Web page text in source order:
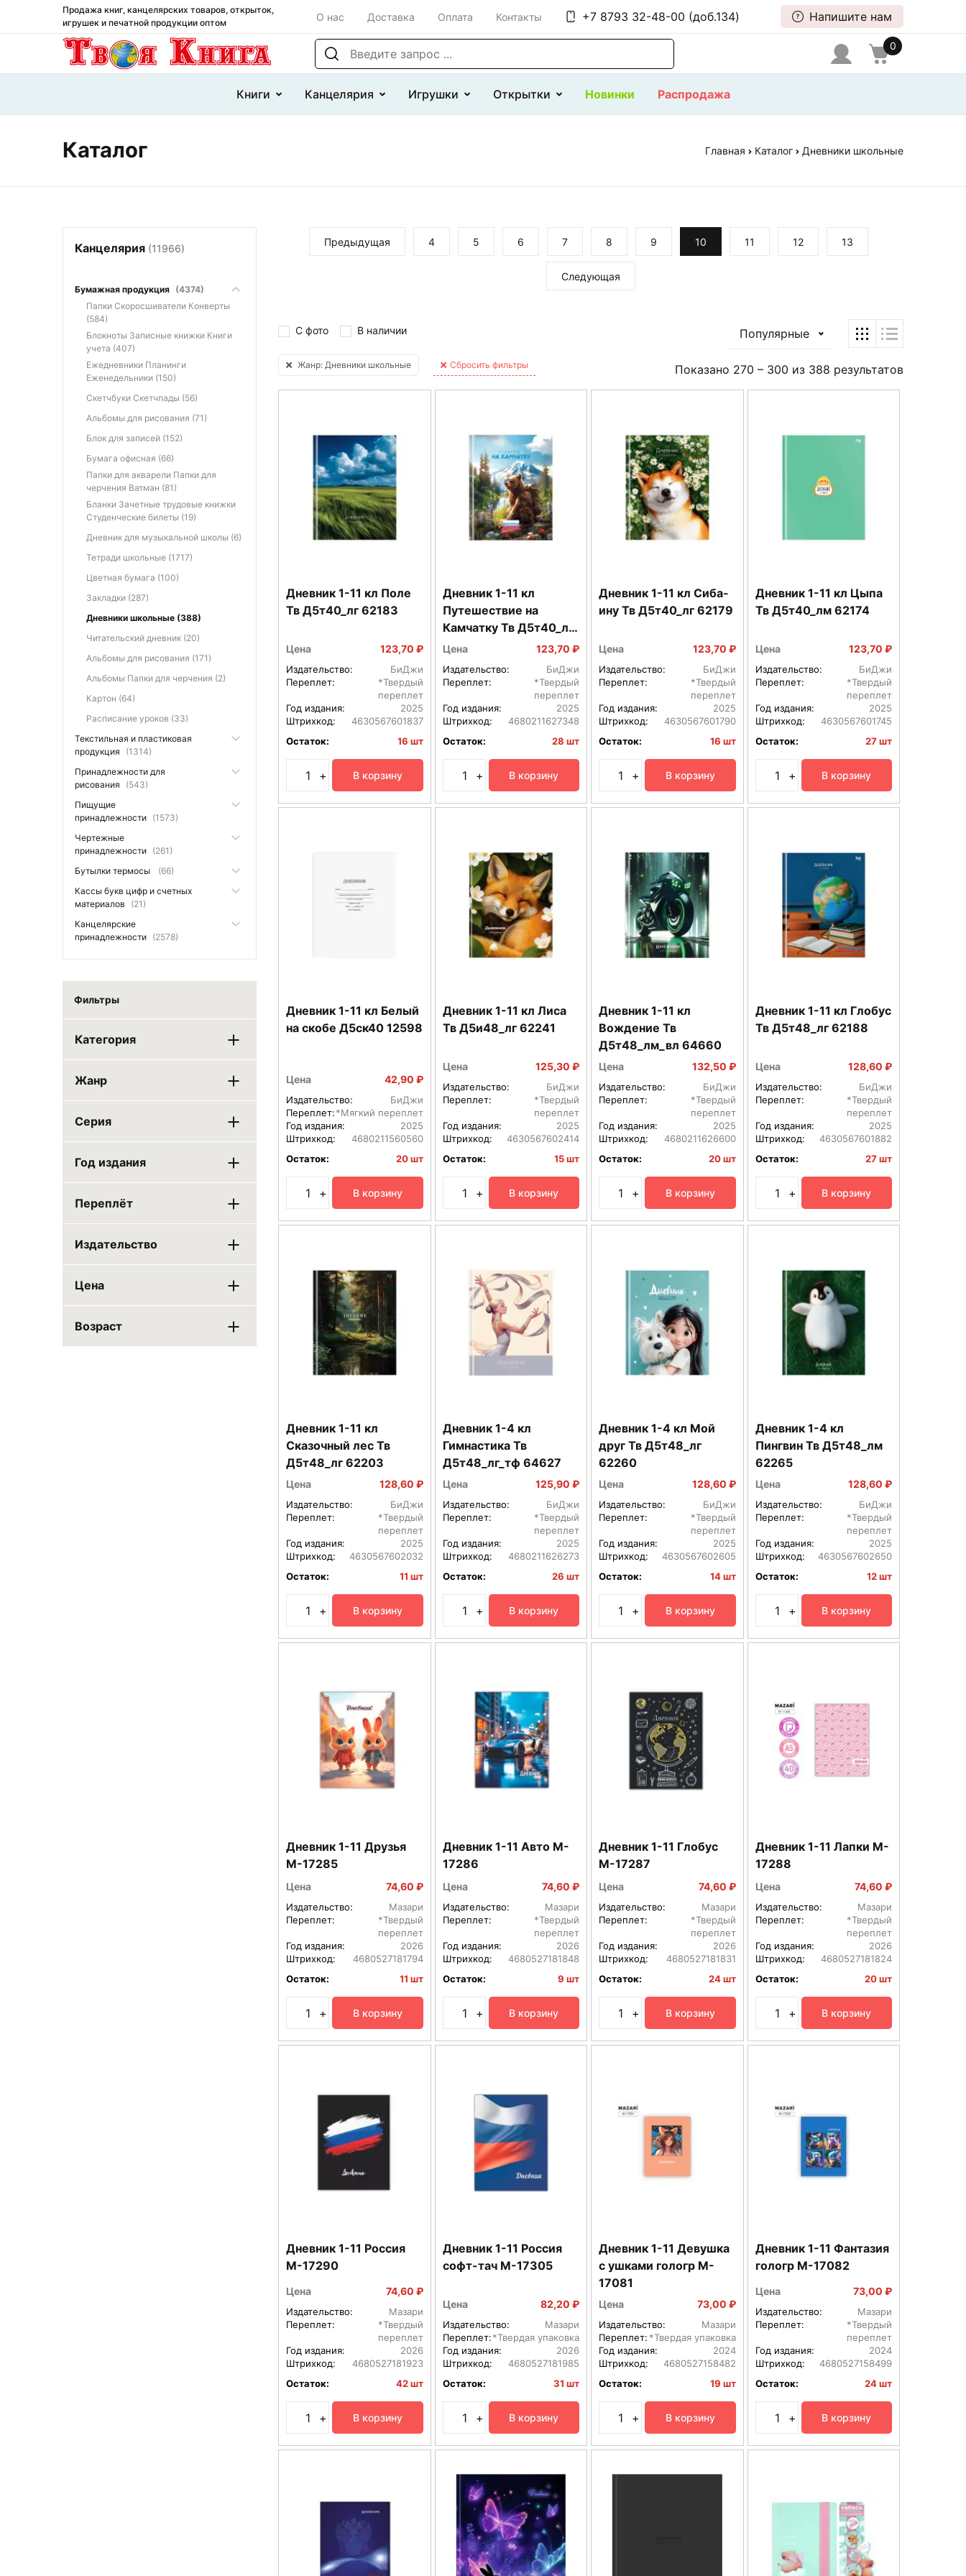
Продажа книг, канцелярских товаров, открыток,
игрушек и печатной продукции оптом
О нас Доставка Оплата Контакты +7 8793 32-48-00 (доб.134) Напишите нам
Поиск по сайту 0
Книги Канцелярия Игрушки Открытки Новинки Распродажа
Каталог Главная Каталог Дневники школьные
Канцелярия (11966)
Бумажная продукция (4374)
Папки Скоросшиватели Конверты
(584)
Блокноты Записные книжки Книги
учета (407)
Ежедневники Планинги
Еженедельники (150)
Скетчбуки Скетчпады (56)
Альбомы для рисования (71)
Блок для записей (152)
Бумага офисная (66)
Папки для акварели Папки для
черчения Ватман (81)
Бланки Зачетные трудовые книжки
Студенческие билеты (19)
Дневник для музыкальной школы (6)
Тетради школьные (1717)
Цветная бумага (100)
Закладки (287)
Дневники школьные (388)
Читательский дневник (20)
Альбомы для рисования (171)
Альбомы Папки для черчения (2)
Картон (64)
Расписание уроков (33)
Текстильная и пластиковая
продукция
(1314)
Принадлежности для
рисования
(543)
Пищущие
принадлежности (1573)
Чертежные
принадлежности (261)
Бутылки термосы
(66)
Кассы букв цифр и счетных
материалов
(21)
Канцелярские
принадлежности (2578)
Фильтры
Категория
Жанр
Серия
Год издания
Переплёт
Издательство
Цена
Возраст
Предыдущая 4 5 6 7 8 9 10 11 12 13
Следующая
С фото В наличии
Жанр: Дневники школьные Сбросить фильтры
Популярные
Показано 270 – 300 из 388 результатов
Дневник 1-11 кл Поле
Тв Д5т40_лг 62183
Цена 123,70 ₽
Издательство:
БиДжи
Переплет:
*Твердый
переплет
Год издания:
2025
Штрихкод:
4630567601837
Остаток:
16 шт
+ В корзину
Дневник 1-11 кл
Путешествие на
Камчатку Тв Д5т40_лг
64734
Цена 123,70 ₽
Издательство:
БиДжи
Переплет:
*Твердый
переплет
Год издания:
2025
Штрихкод:
4680211627348
Остаток:
28 шт
+ В корзину
Дневник 1-11 кл Сиба-
ину Тв Д5т40_лг 62179
Цена 123,70 ₽
Издательство:
БиДжи
Переплет:
*Твердый
переплет
Год издания:
2025
Штрихкод:
4630567601790
Остаток:
16 шт
+ В корзину
Дневник 1-11 кл Цыпа
Тв Д5т40_лм 62174
Цена 123,70 ₽
Издательство:
БиДжи
Переплет:
*Твердый
переплет
Год издания:
2025
Штрихкод:
4630567601745
Остаток:
27 шт
+ В корзину
Дневник 1-11 кл Белый
на скобе Д5ск40 12598
Цена 42,90 ₽
Издательство:
БиДжи
Переплет:*Мягкий переплет
Год издания:
2025
Штрихкод:
4680211560560
Остаток:
20 шт
+ В корзину
Дневник 1-11 кл Лиса
Тв Д5и48_лг 62241
Цена 125,30 ₽
Издательство:
БиДжи
Переплет:
*Твердый
переплет
Год издания:
2025
Штрихкод:
4630567602414
Остаток:
15 шт
+ В корзину
Дневник 1-11 кл
Вождение Тв
Д5т48_лм_вл 64660
Цена 132,50 ₽
Издательство:
БиДжи
Переплет:
*Твердый
переплет
Год издания:
2025
Штрихкод:
4680211626600
Остаток:
20 шт
+ В корзину
Дневник 1-11 кл Глобус
Тв Д5т48_лг 62188
Цена 128,60 ₽
Издательство:
БиДжи
Переплет:
*Твердый
переплет
Год издания:
2025
Штрихкод:
4630567601882
Остаток:
27 шт
+ В корзину
Дневник 1-11 кл
Сказочный лес Тв
Д5т48_лг 62203
Цена 128,60 ₽
Издательство:
БиДжи
Переплет:
*Твердый
переплет
Год издания:
2025
Штрихкод:
4630567602032
Остаток:
11 шт
+ В корзину
Дневник 1-4 кл
Гимнастика Тв
Д5т48_лг_тф 64627
Цена 125,90 ₽
Издательство:
БиДжи
Переплет:
*Твердый
переплет
Год издания:
2025
Штрихкод:
4680211626273
Остаток:
26 шт
+ В корзину
Дневник 1-4 кл Мой
друг Тв Д5т48_лг
62260
Цена 128,60 ₽
Издательство:
БиДжи
Переплет:
*Твердый
переплет
Год издания:
2025
Штрихкод:
4630567602605
Остаток:
14 шт
+ В корзину
Дневник 1-4 кл
Пингвин Тв Д5т48_лм
62265
Цена 128,60 ₽
Издательство:
БиДжи
Переплет:
*Твердый
переплет
Год издания:
2025
Штрихкод:
4630567602650
Остаток:
12 шт
+ В корзину
Дневник 1-11 Друзья
M-17285
Цена 74,60 ₽
Издательство:
Мазари
Переплет:
*Твердый
переплет
Год издания:
2026
Штрихкод:
4680527181794
Остаток:
11 шт
+ В корзину
Дневник 1-11 Авто M-
17286
Цена 74,60 ₽
Издательство:
Мазари
Переплет:
*Твердый
переплет
Год издания:
2026
Штрихкод:
4680527181848
Остаток:
9 шт
+ В корзину
Дневник 1-11 Глобус
M-17287
Цена 74,60 ₽
Издательство:
Мазари
Переплет:
*Твердый
переплет
Год издания:
2026
Штрихкод:
4680527181831
Остаток:
24 шт
+ В корзину
Дневник 1-11 Лапки M-
17288
Цена 74,60 ₽
Издательство:
Мазари
Переплет:
*Твердый
переплет
Год издания:
2026
Штрихкод:
4680527181824
Остаток:
20 шт
+ В корзину
Дневник 1-11 Россия
M-17290
Цена 74,60 ₽
Издательство:
Мазари
Переплет:
*Твердый
переплет
Год издания:
2026
Штрихкод:
4680527181923
Остаток:
42 шт
+ В корзину
Дневник 1-11 Россия
софт-тач M-17305
Цена 82,20 ₽
Издательство:
Мазари
Переплет:*Твердая упаковка
Год издания:
2026
Штрихкод:
4680527181985
Остаток:
31 шт
+ В корзину
Дневник 1-11 Девушка
с ушками гологр M-
17081
Цена 73,00 ₽
Издательство:
Мазари
Переплет: *Твердая упаковка
Год издания:
2024
Штрихкод:
4680527158482
Остаток:
19 шт
+ В корзину
Дневник 1-11 Фантазия
гологр M-17082
Цена 73,00 ₽
Издательство:
Мазари
Переплет:
*Твердый
переплет
Год издания:
2024
Штрихкод:
4680527158499
Остаток:
24 шт
+ В корзину